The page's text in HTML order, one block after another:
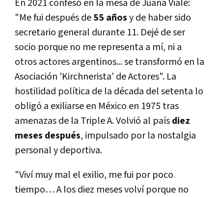
En 2021 confesó en la mesa de Juana Viale:
"Me fui después de55 añosy de haber sido
secretario general durante 11. Dejé de ser
socio porque no me representa a mí, ni a
otros actores argentinos... se transformó en la
Asociación 'Kirchnerista' de Actores". La
hostilidad política de la década del setenta lo
obligó a exiliarse en México en 1975 tras
amenazas de la Triple A. Volvió al paísdiez
meses después, impulsado por la nostalgia
personal y deportiva.
"Viví muy mal el exilio, me fui por poco
tiempo… A los diez meses volví porque no